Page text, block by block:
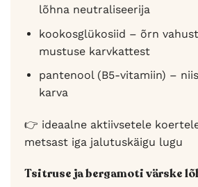
lõhna neutraliseerija
kookosglükosiid – õrn
mustuse karvkattest
pantenool (B5-vitamiin) –
karva
👉 ideaalne aktiivsetele
metsast iga jalutuskäigu lugu
Tsitruse ja bergamoti värske